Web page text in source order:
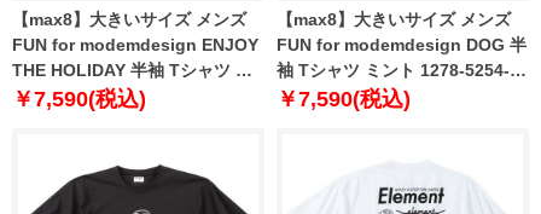
【max8】大きいサイズ メンズ
FUN for modemdesign ENJOY
THE HOLIDAY 半袖 Tシャツ ネ
イビー 1278-5253-2 3L 4L 5L
￥7,590(税込)
【max8】大きいサイズ メンズ
FUN for modemdesign DOG 半
袖 Tシャツ ミント 1278-5254-1
3L 4L 5L 6L 8L
￥7,590(税込)